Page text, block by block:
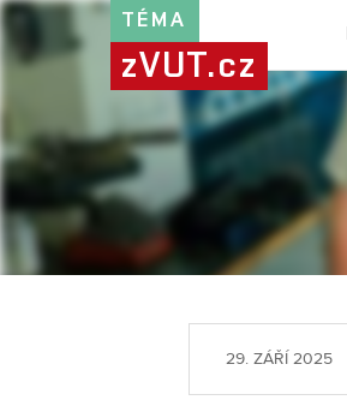
TÉMA
zVUT.cz
29. ZÁŘÍ 2025